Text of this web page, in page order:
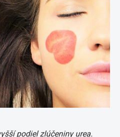
podiel zlúčeniny urea.